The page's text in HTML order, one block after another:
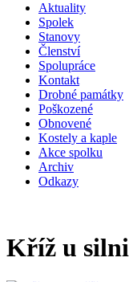
Aktuality
Spolek
Stanovy
Členství
Spolupráce
Kontakt
Drobné památky
Poškozené
Obnovené
Kostely a kaple
Akce spolku
Archiv
Odkazy
Kříž u